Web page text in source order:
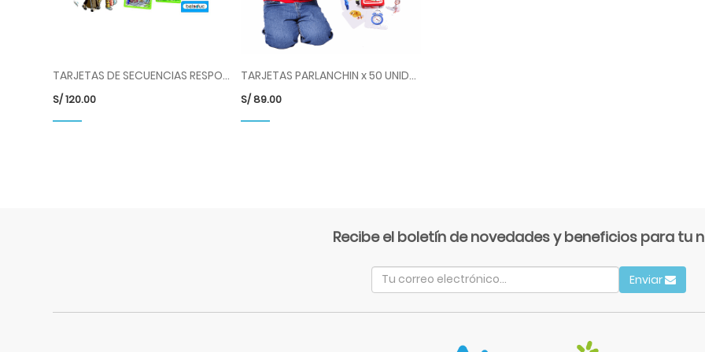
TARJETAS DE SECUENCIAS RESPONSABILIDADES COD 11090 BLD
S/120.00
TARJETAS PARLANCHIN x 50 UNIDADES
S/89.00
Recibe el boletín de novedades y beneficios para tu
Enviar